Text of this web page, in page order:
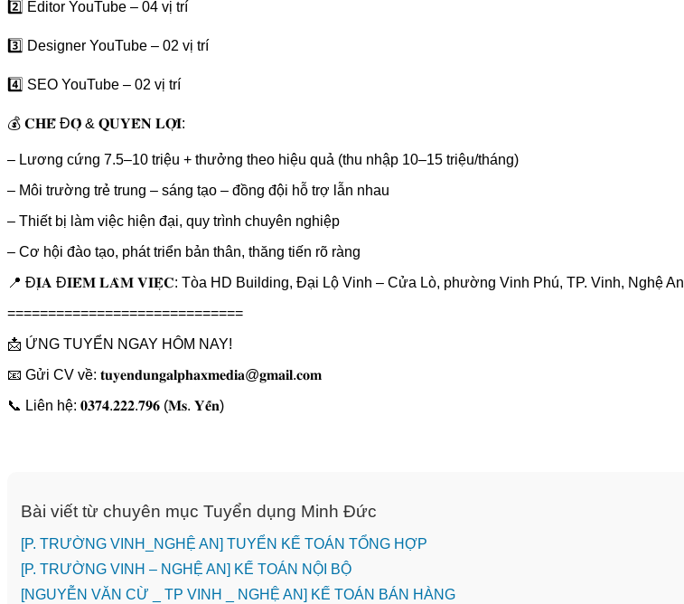
2️⃣ Editor YouTube – 04 vị trí
3️⃣ Designer YouTube – 02 vị trí
4️⃣ SEO YouTube – 02 vị trí
💰 𝐂𝐇𝐄̂́ Đ𝐎̣̂ & 𝐐𝐔𝐘𝐄̂̀𝐍 𝐋𝐎̛̣𝐈:
– Lương cứng 7.5–10 triệu + thưởng theo hiệu quả (thu nhập 10–15 triệu/tháng)
– Môi trường trẻ trung – sáng tạo – đồng đội hỗ trợ lẫn nhau
– Thiết bị làm việc hiện đại, quy trình chuyên nghiệp
– Cơ hội đào tạo, phát triển bản thân, thăng tiến rõ ràng
📍 Đ𝐈̣𝐀 Đ𝐈𝐄̂̉𝐌 𝐋𝐀̀𝐌 𝐕𝐈𝐄̣̂𝐂: Tòa HD Building, Đại Lộ Vinh – Cửa Lò, phường Vinh Phú, TP. Vinh, Nghệ An
=============================
📩 ỨNG TUYỂN NGAY HÔM NAY!
📧 Gửi CV về: 𝐭𝐮𝐲𝐞𝐧𝐝𝐮𝐧𝐠𝐚𝐥𝐩𝐡𝐚𝐱𝐦𝐞𝐝𝐢𝐚@𝐠𝐦𝐚𝐢𝐥.𝐜𝐨𝐦
📞 Liên hệ: 𝟎𝟑𝟕𝟒.𝟐𝟐𝟐.𝟕𝟗𝟔 (𝐌𝐬. 𝐘𝐞̂́𝐧)
Bài viết từ chuyên mục Tuyển dụng Minh Đức
[P. TRƯỜNG VINH_NGHỆ AN] TUYỂN KẾ TOÁN TỔNG HỢP
[P. TRƯỜNG VINH – NGHỆ AN] KẾ TOÁN NỘI BỘ
[NGUYỄN VĂN CỪ _ TP VINH _ NGHỆ AN] KẾ TOÁN BÁN HÀNG